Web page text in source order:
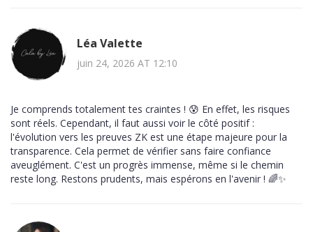
Léa Valette
juin 24, 2026 AT 12:10
Je comprends totalement tes craintes ! 😰 En effet, les risques
sont réels. Cependant, il faut aussi voir le côté positif :
l'évolution vers les preuves ZK est une étape majeure pour la
transparence. Cela permet de vérifier sans faire confiance
aveuglément. C'est un progrès immense, même si le chemin
reste long. Restons prudents, mais espérons en l'avenir ! 🌈✨